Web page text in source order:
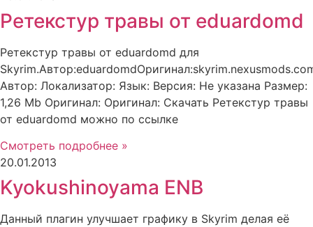
Ретекстур травы от eduardomd
Ретекстур травы от eduardomd для
Автор: Локализатор: Язык: Версия: Не указана Размер:
1,26 Mb Оригинал: Оригинал: Скачать Ретекстур травы
от eduardomd можно по ссылке
Смотреть подробнее »
20.01.2013
Kyokushinoyama ENB
Данный плагин улучшает графику в Skyrim делая её